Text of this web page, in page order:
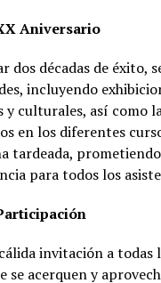
Aniversario
dos décadas de éxito,
incluyendo
y culturales, así como
en los diferentes
tardeada,
para todos los
invitación a todas
se acerquen y